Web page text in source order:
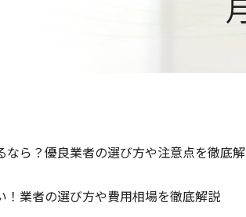
ら？優良業者の選び方や注意点を徹底解
！業者の選び方や費用相場を徹底解説